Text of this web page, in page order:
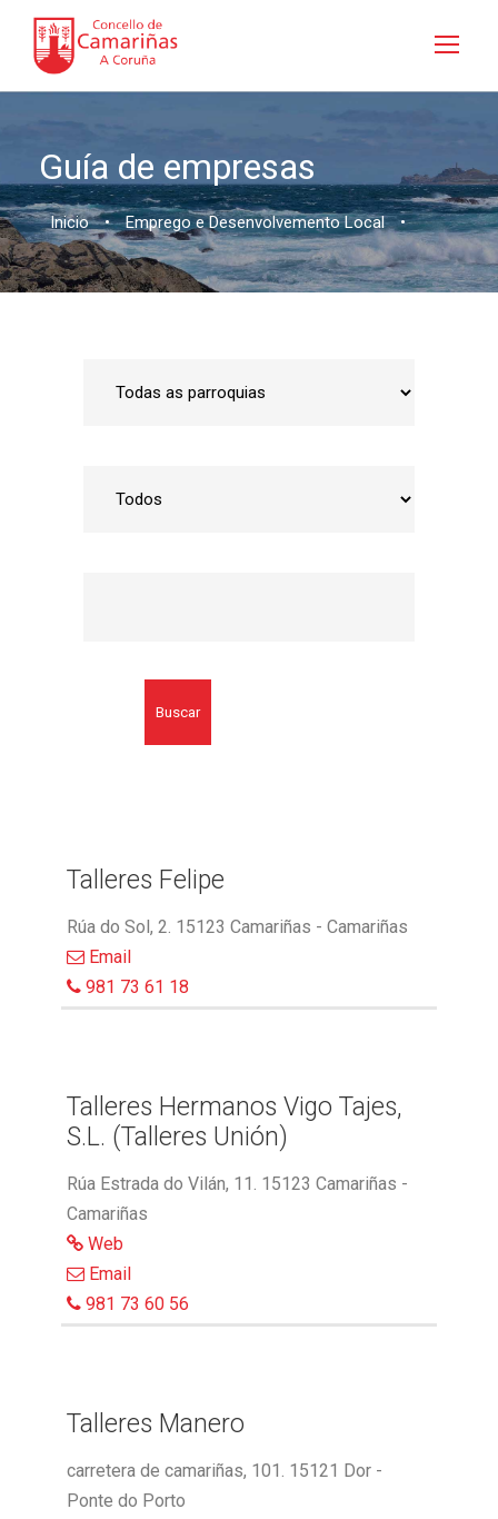
Guía de empresas
Inicio • Emprego e Desenvolvemento Local •
Buscar
Talleres Felipe
Rúa do Sol, 2. 15123 Camariñas - Camariñas
Email
981 73 61 18
Talleres Hermanos Vigo Tajes,
S.L. (Talleres Unión)
Rúa Estrada do Vilán, 11. 15123 Camariñas -
Camariñas
Web
Email
981 73 60 56
Talleres Manero
carretera de camariñas, 101. 15121 Dor -
Ponte do Porto